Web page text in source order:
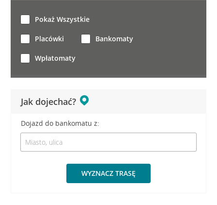
Jak dojechać?
Dojazd do bankomatu z:
WYZNACZ TRASĘ
Pokaż Wszystkie
Placówki Bankomaty
Wpłatomaty